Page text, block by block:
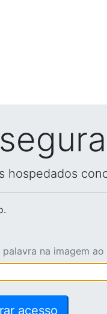
hospedados
palavra na imagem